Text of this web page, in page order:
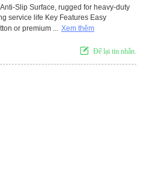
Slip Surface, rugged for heavy-duty
service life Key Features Easy
or premium ... Xem thêm
Để lại tin nhắn.